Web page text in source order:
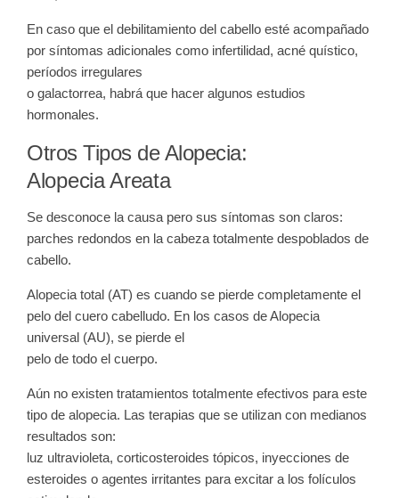
En caso que el debilitamiento del cabello esté acompañado
por síntomas adicionales como infertilidad, acné quístico,
períodos irregulares
o galactorrea, habrá que hacer algunos estudios
hormonales.
Otros Tipos de Alopecia:
Alopecia Areata
Se desconoce la causa pero sus síntomas son claros:
parches redondos en la cabeza totalmente despoblados de
cabello.
Alopecia total (AT) es cuando se pierde completamente el
pelo del cuero cabelludo. En los casos de Alopecia
universal (AU), se pierde el
pelo de todo el cuerpo.
Aún no existen tratamientos totalmente efectivos para este
tipo de alopecia. Las terapias que se utilizan con medianos
resultados son:
luz ultravioleta, corticosteroides tópicos, inyecciones de
esteroides o agentes irritantes para excitar a los folículos